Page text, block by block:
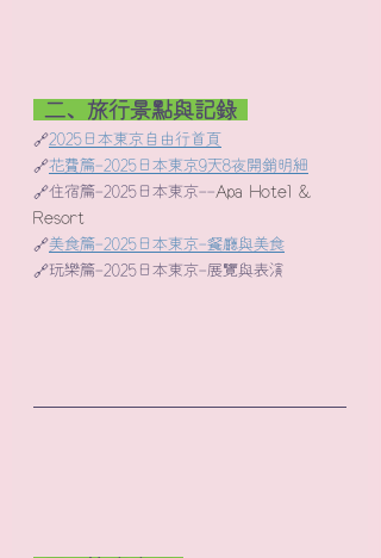
二、旅行景點與記錄
🔗2025日本東京自由行首頁
🔗花費篇-2025日本東京9天8夜開銷明細
🔗住宿篇-2025日本東京--Apa Hotel &
Resort
🔗美食篇-2025日本東京-餐廳與美食
🔗玩樂篇-2025日本東京-展覽與表演